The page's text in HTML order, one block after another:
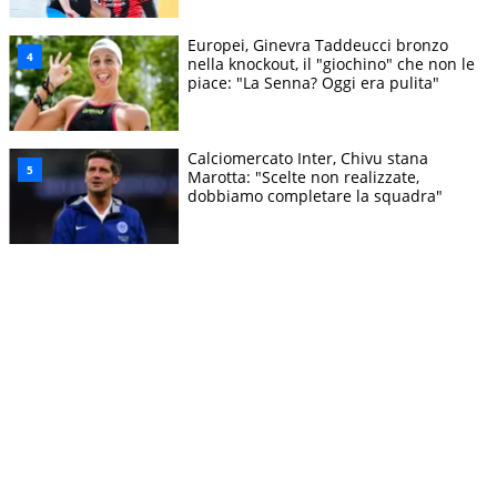
Europei, Ginevra Taddeucci bronzo
nella knockout, il "giochino" che non le
piace: "La Senna? Oggi era pulita"
Calciomercato Inter, Chivu stana
Marotta: "Scelte non realizzate,
dobbiamo completare la squadra"